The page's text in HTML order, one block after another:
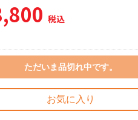
税込
ただいま品切れ中です。
お気に入り